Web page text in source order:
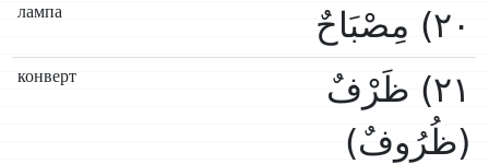
лампа ٢٠) مِصْبَاحٌ
конверт
٢١) ظَرْفٌ
(ظُرُوفٌ)